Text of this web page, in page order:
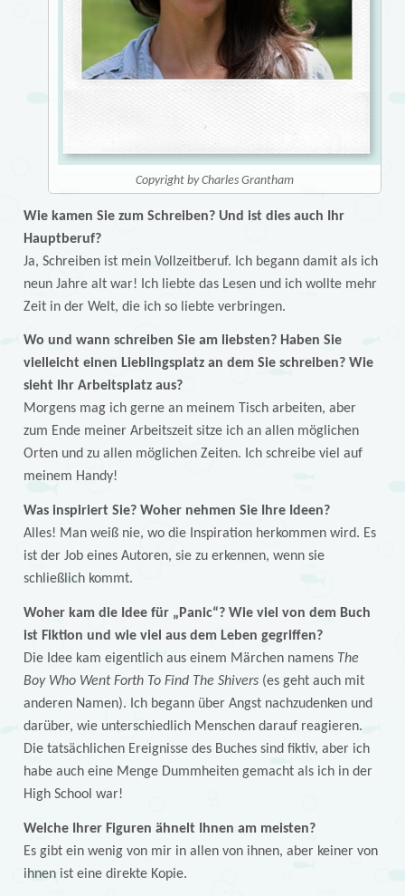
Copyright by Charles Grantham
Wie kamen Sie zum Schreiben? Und ist dies auch Ihr
Hauptberuf?
Ja, Schreiben ist mein Vollzeitberuf. Ich begann damit als ich
neun Jahre alt war! Ich liebte das Lesen und ich wollte mehr
Zeit in der Welt, die ich so liebte verbringen.
Wo und wann schreiben Sie am liebsten? Haben Sie
vielleicht einen Lieblingsplatz an dem Sie schreiben? Wie
sieht Ihr Arbeitsplatz aus?
Morgens mag ich gerne an meinem Tisch arbeiten, aber
zum Ende meiner Arbeitszeit sitze ich an allen möglichen
Orten und zu allen möglichen Zeiten. Ich schreibe viel auf
meinem Handy!
Was inspiriert Sie? Woher nehmen Sie Ihre Ideen?
Alles! Man weiß nie, wo die Inspiration herkommen wird. Es
ist der Job eines Autoren, sie zu erkennen, wenn sie
schließlich kommt.
Woher kam die Idee für „Panic“? Wie viel von dem Buch
ist Fiktion und wie viel aus dem Leben gegriffen?
Die Idee kam eigentlich aus einem Märchen namens The
Boy Who Went Forth To Find The Shivers(es geht auch mit
anderen Namen). Ich begann über Angst nachzudenken und
darüber, wie unterschiedlich Menschen darauf reagieren.
Die tatsächlichen Ereignisse des Buches sind fiktiv, aber ich
habe auch eine Menge Dummheiten gemacht als ich in der
High School war!
Welche Ihrer Figuren ähnelt Ihnen am meisten?
Es gibt ein wenig von mir in allen von ihnen, aber keiner von
ihnen ist eine direkte Kopie.